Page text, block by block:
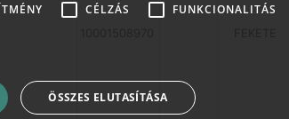
CÉLZÁS FUNKCIONALITÁS
ÖSSZES ELUTASÍTÁSA